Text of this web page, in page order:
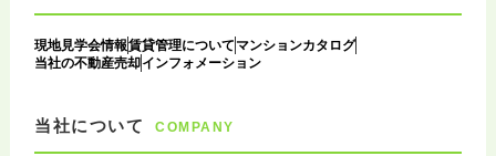
現地見学会情報賃貸管理について マンションカタログ
当社の不動産売却インフォメーション
当社について COMPANY